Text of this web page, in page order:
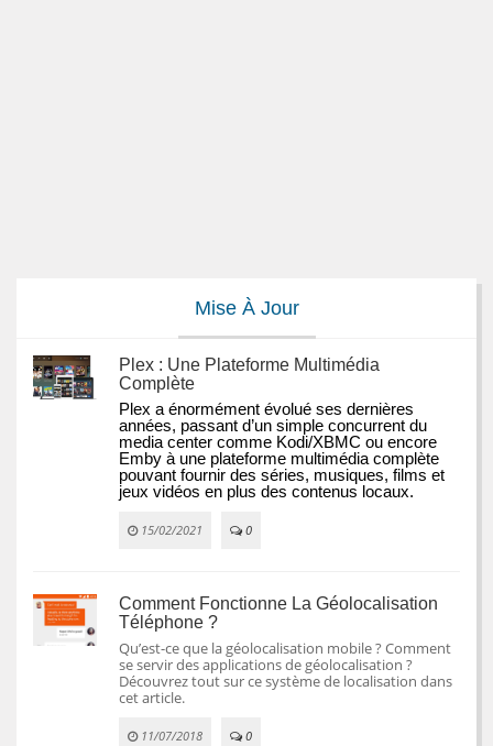
Mise À Jour
Plex : Une Plateforme Multimédia
Complète
Plex a énormément évolué ses dernières
années, passant d’un simple concurrent du
media center comme Kodi/XBMC ou encore
Emby à une plateforme multimédia complète
pouvant fournir des séries, musiques, films et
jeux vidéos en plus des contenus locaux.
15/02/2021 0
Comment Fonctionne La Géolocalisation
Téléphone ?
Qu’est-ce que la géolocalisation mobile ? Comment
se servir des applications de géolocalisation ?
Découvrez tout sur ce système de localisation dans
cet article.
11/07/2018 0